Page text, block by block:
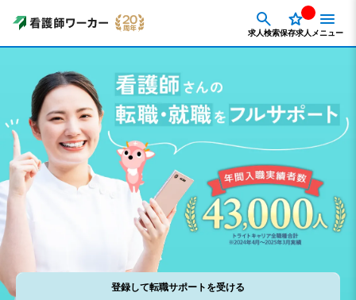
求人検索保存求人 メニュー
登録して転職サポートを受ける